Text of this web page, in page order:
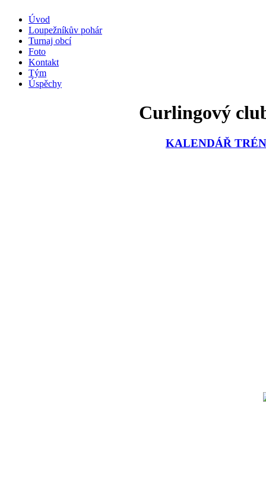
Úvod
Loupežníkův pohár
Turnaj obcí
Foto
Kontakt
Tým
Úspěchy
Curlingový
KALENDÁŘ